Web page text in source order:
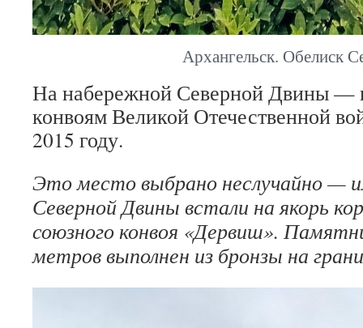
Архангельск. Обелиск
На набережной Северной Двины —
конвоям Великой Отечественной
2015 году.
Это место выбрано неслучайно —
Северной Двины встали на якорь
союзного конвоя «Дервиш».
метров выполнен из бронзы на